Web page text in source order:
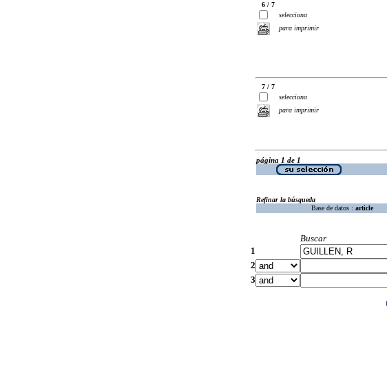
6 / 7
selecciona
para imprimir
7 / 7
selecciona
para imprimir
página 1 de 1
Refinar la búsqueda
Base de datos : article
Buscar
1
2
3